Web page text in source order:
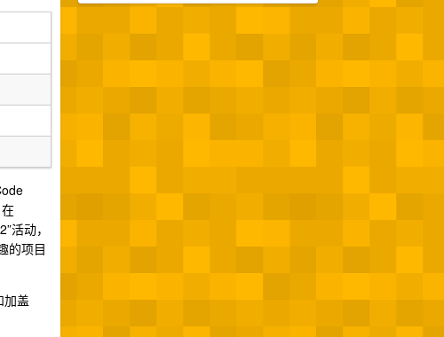
活动，
的项目
加盖